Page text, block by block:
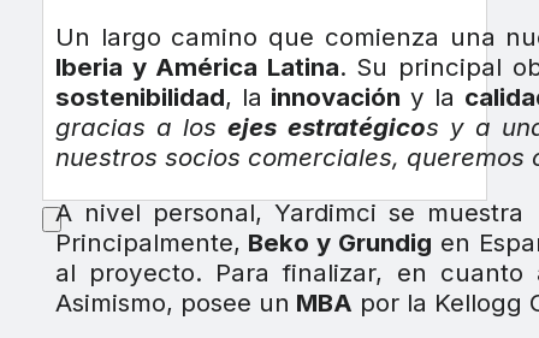
Un largo camino que comienza una
Iberia y América Latina. Su principal
sostenibilidad, la innovación y la
gracias a losejes estratégicos y a
nuestros socios comerciales,
A nivel personal, Yardimci se
Principalmente, Beko y Grundig en
al proyecto. Para finalizar, en cuanto
Asimismo, posee un MBA por la Kellogg